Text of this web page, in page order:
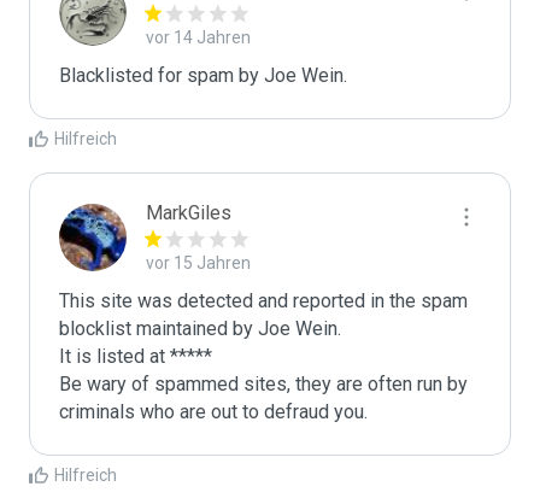
vor 14 Jahren
Blacklisted for spam by Joe Wein.
Hilfreich
MarkGiles
vor 15 Jahren
This site was detected and reported in the spam
blocklist maintained by Joe Wein.
It is listed at *****
Be wary of spammed sites, they are often run by
criminals who are out to defraud you.
Hilfreich